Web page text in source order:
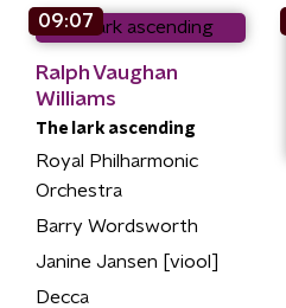
09:07
Ralph Vaughan
Williams
The lark ascending
Royal Philharmonic
Orchestra
Barry Wordsworth
Janine Jansen [viool]
Decca